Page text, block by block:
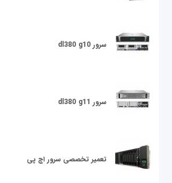
سرور dl380 g10
سرور dl380 g11
تعمیر تخصصی سرور اچ پی